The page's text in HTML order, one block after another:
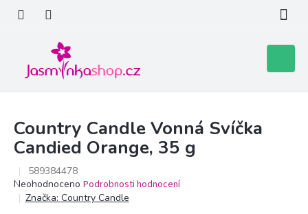
obsah
košík
Country Candle Vonná Svíčka
Candied Orange, 35 g
589384478
Průměrné
hodnocení
Neohodnoceno Podrobnosti hodnocení
Značka: Country Candle